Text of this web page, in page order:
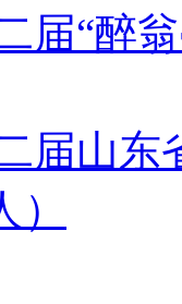
届“醉
届山东